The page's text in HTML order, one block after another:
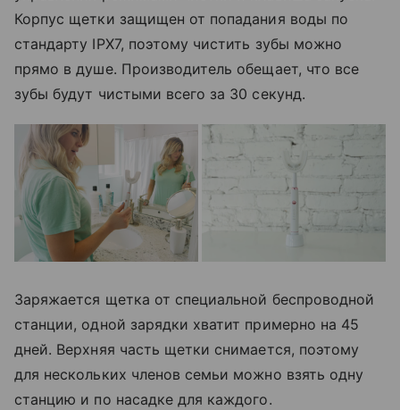
Корпус щетки защищен от попадания воды по
стандарту IPX7, поэтому чистить зубы можно
прямо в душе. Производитель обещает, что все
зубы будут чистыми всего за 30 секунд.
Заряжается щетка от специальной беспроводной
станции, одной зарядки хватит примерно на 45
дней. Верхняя часть щетки снимается, поэтому
для нескольких членов семьи можно взять одну
станцию и по насадке для каждого.